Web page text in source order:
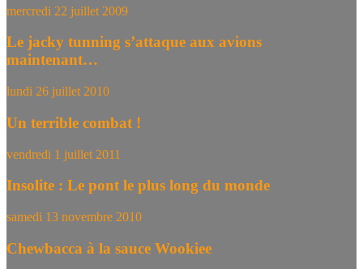
mercredi 22 juillet 2009
Le jacky tunning s’attaque aux avions
maintenant…
lundi 26 juillet 2010
Un terrible combat !
vendredi 1 juillet 2011
Insolite : Le pont le plus long du monde
samedi 13 novembre 2010
Chewbacca à la sauce Wookiee